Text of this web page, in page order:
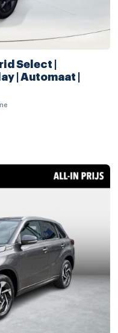
Select |
| Automaat |